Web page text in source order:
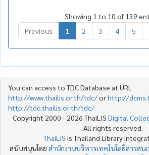
Showing 1 to 10 of 139
Previous
1 2 3 4 5
You can access to TDC Database at URL
http://www.thailis.or.th/tdc/orhttp://
http://tdc.thailis.or.th/tdc/
Copyright 2000 - 2026 ThaiLIS Digital
All rights reserved.
ThaiLIS is Thailand Library
สนับสนุนโดย สำนักงานบริหารเทคโนโลยีสารส